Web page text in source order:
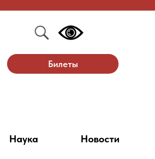
Билеты
Наука Новости